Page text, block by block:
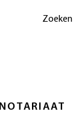
NOTARIAAT
Zoeken